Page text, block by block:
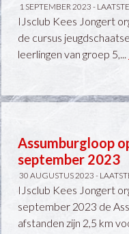
1 SEPTEMBER 2023 -
IJsclub Kees Jongert
de cursus
leerlingen van groep 5,...
Assumburgloop
september 2023
30 AUGUSTUS 2023 -
IJsclub Kees Jongert
september 2023 de
afstanden zijn 2,5 km